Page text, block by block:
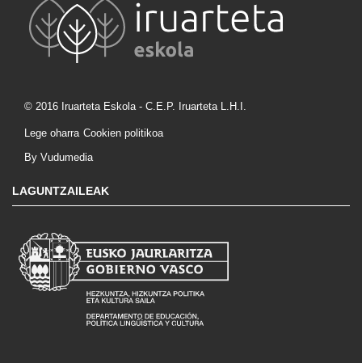
© 2016 Iruarteta Eskola - C.E.P. Iruarteta L.H.I.
Lege oharra Cookien politikoa
By Vudumedia
LAGUNTZAILEAK